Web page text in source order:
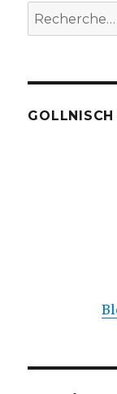
Recherche
pour :